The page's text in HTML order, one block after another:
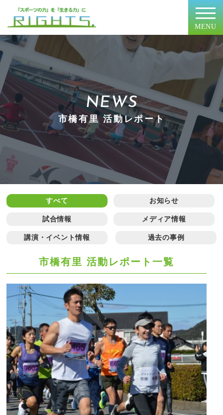
MENU
NEWS
市橋有里 活動レポート
すべて お知らせ
試合情報 メディア情報
講演・イベント情報 過去の事例
市橋有里 活動レポート一覧